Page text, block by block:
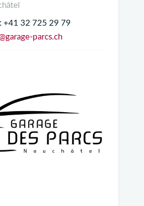
+41 32 725 29 79
parcs.ch